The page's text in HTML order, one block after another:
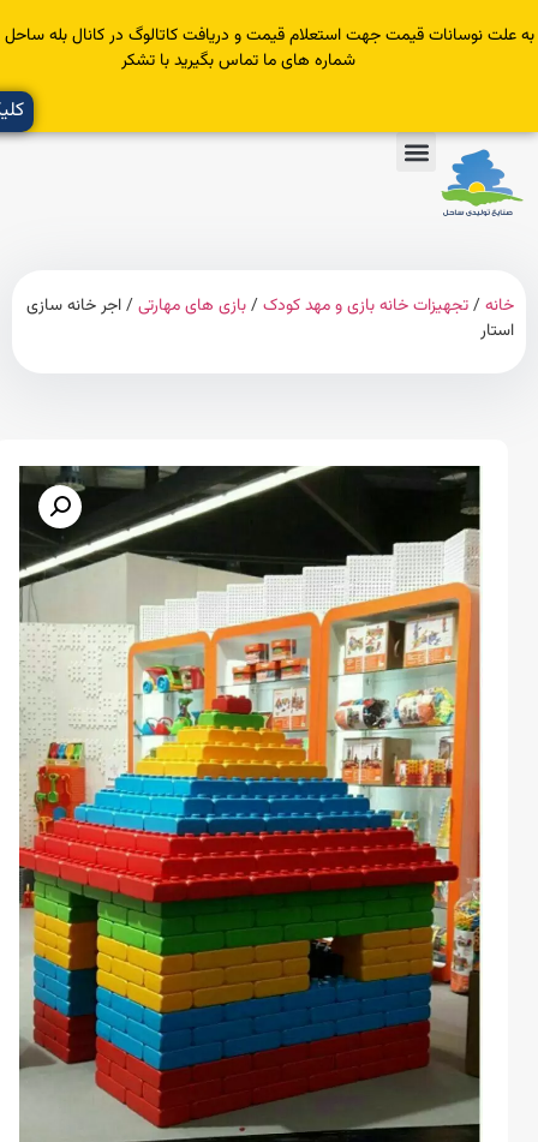
قیمت جهت استعلام قیمت و دریافت کاتالوگ در کانال بله ساحل عضو یا با
شماره های ما تماس بگیرید با تشکر
کلیک کنید
تجهیزات خانه بازی و مهد کودک/بازی های مهارتی/ اجر خانه سازی